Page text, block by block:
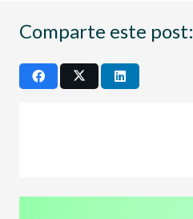
Comparte este post: